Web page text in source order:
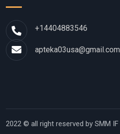
+14404883546
apteka03usa@gmail.com
2022 © all right reserved by SMM IF